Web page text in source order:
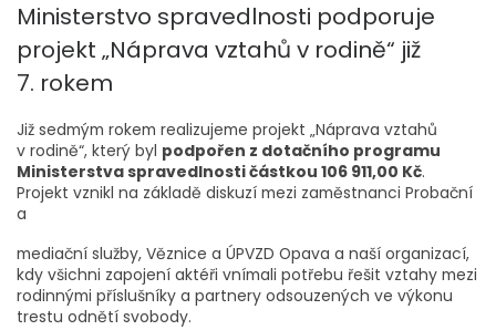
Ministerstvo spravedlnosti podporuje
projekt „Náprava vztahů v rodině“ již
7. rokem
Již sedmým rokem realizujeme projekt „Náprava vztahů
v rodině“, který byl podpořen z dotačního programu
Ministerstva spravedlnosti částkou 106 911,00 Kč.
Projekt vznikl na základě diskuzí mezi zaměstnanci Probační
a
mediační služby, Věznice a ÚPVZD Opava a naší organizací,
kdy všichni zapojení aktéři vnímali potřebu řešit vztahy mezi
rodinnými příslušníky a partnery odsouzených ve výkonu
trestu odnětí svobody.